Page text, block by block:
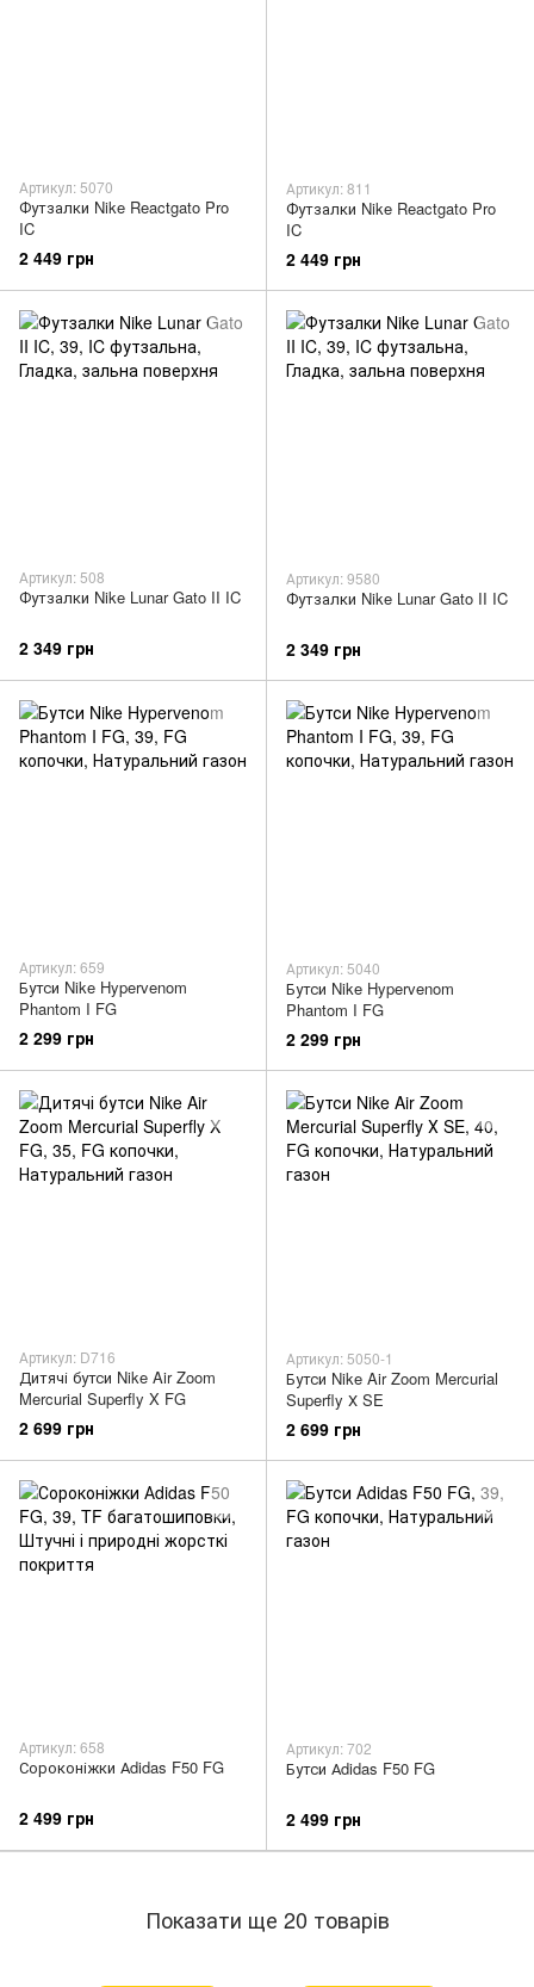
Артикул: 5070
Футзалки Nike Reactgato Pro
IC
2 449 грн
Артикул: 811
Футзалки Nike Reactgato Pro
IC
2 449 грн
Артикул: 508
Футзалки Nike Lunar Gato II IC
2 349 грн
Артикул: 9580
Футзалки Nike Lunar Gato II IC
2 349 грн
Артикул: 659
Бутси Nike Hypervenom
Phantom I FG
2 299 грн
Артикул: 5040
Бутси Nike Hypervenom
Phantom I FG
2 299 грн
Артикул: D716
Дитячі бутси Nike Air Zoom
Mercurial Superfly X FG
2 699 грн
Артикул: 5050-1
Бутси Nike Air Zoom Mercurial
Superfly Х SE
2 699 грн
Артикул: 658
Сороконіжки Аdidas F50 FG
2 499 грн
Артикул: 702
Бутси Аdidas F50 FG
2 499 грн
Показати ще 20 товарів